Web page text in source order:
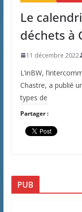
Le
déchets à
11 décembre 2022
L’inBW,
Chastre, a publié
types de
Partager :
PUB